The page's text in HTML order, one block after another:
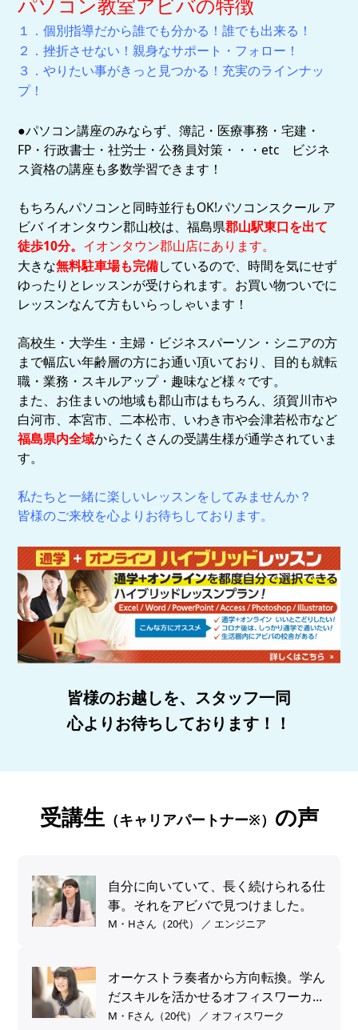
パソコン教室アビバの特徴
１．個別指導だから誰でも分かる！誰でも出来る！
２．挫折させない！親身なサポート・フォロー！
３．やりたい事がきっと見つかる！充実のラインナッ
プ！
●パソコン講座のみならず、簿記・医療事務・宅建・
FP・行政書士・社労士・公務員対策・・・etc ビジネ
ス資格の講座も多数学習できます！
もちろんパソコンと同時並行もOK!パソコンスクール ア
ビバ イオンタウン郡山校は、福島県郡山駅東口を出て
徒歩10分。 イオンタウン郡山店にあります。
大きな無料駐車場も完備しているので、時間を気にせず
ゆったりとレッスンが受けられます。お買い物ついでに
レッスンなんて方もいらっしゃいます！
高校生・大学生・主婦・ビジネスパーソン・シニアの方
まで幅広い年齢層の方にお通い頂いており、目的も就転
職・業務・スキルアップ・趣味など様々です。
また、お住まいの地域も郡山市はもちろん、須賀川市や
白河市、本宮市、二本松市、いわき市や会津若松市など
福島県内全域からたくさんの受講生様が通学されていま
す。
私たちと一緒に楽しいレッスンをしてみませんか？
皆様のご来校を心よりお待ちしております。
皆様のお越しを、スタッフ一同
心よりお待ちしております！！
受講生（キャリアパートナー※） の声
自分に向いていて、長く続けられる仕
事。それをアビバで見つけました。
M・Hさん（20代） ／ エンジニア
オーケストラ奏者から方向転換。学ん
だスキルを活かせるオフィスワーカー
へ。
M・Fさん（20代） ／ オフィスワーク